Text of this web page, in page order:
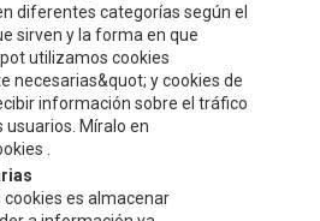
diferentes categorías según el
sirven y la forma en que
utilizamos cookies
necesarias&quot; y cookies de
información sobre el tráfico
usuarios. Míralo en
.
cookies es almacenar
Torrecilla, 42